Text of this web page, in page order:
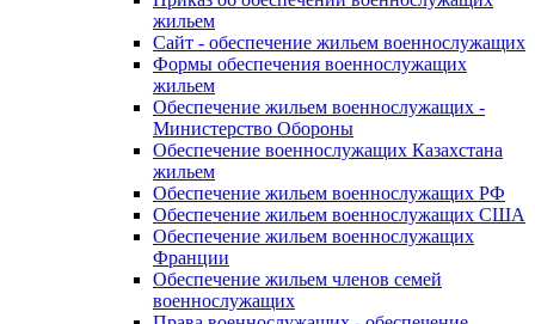
жильем
Сайт - обеспечение жильем военнослужащих
Формы обеспечения военнослужащих
жильем
Обеспечение жильем военнослужащих -
Министерство Обороны
Обеспечение военнослужащих Казахстана
жильем
Обеспечение жильем военнослужащих РФ
Обеспечение жильем военнослужащих США
Обеспечение жильем военнослужащих
Франции
Обеспечение жильем членов семей
военнослужащих